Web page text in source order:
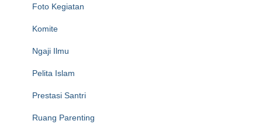
Foto Kegiatan
Komite
Ngaji Ilmu
Pelita Islam
Prestasi Santri
Ruang Parenting